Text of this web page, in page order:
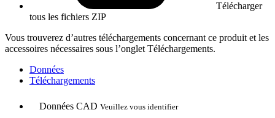
Télécharger
tous les fichiers ZIP
Vous trouverez d’autres téléchargements concernant ce produit et les
accessoires nécessaires sous l’onglet Téléchargements.
Données
Téléchargements
Données CAD Veuillez vous identifier